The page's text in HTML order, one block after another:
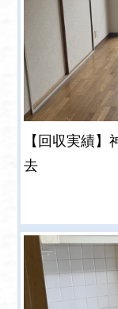
【回収実績
去